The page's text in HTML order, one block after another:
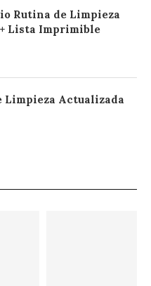
Rutina de Limpieza
Lista Imprimible
Limpieza Actualizada